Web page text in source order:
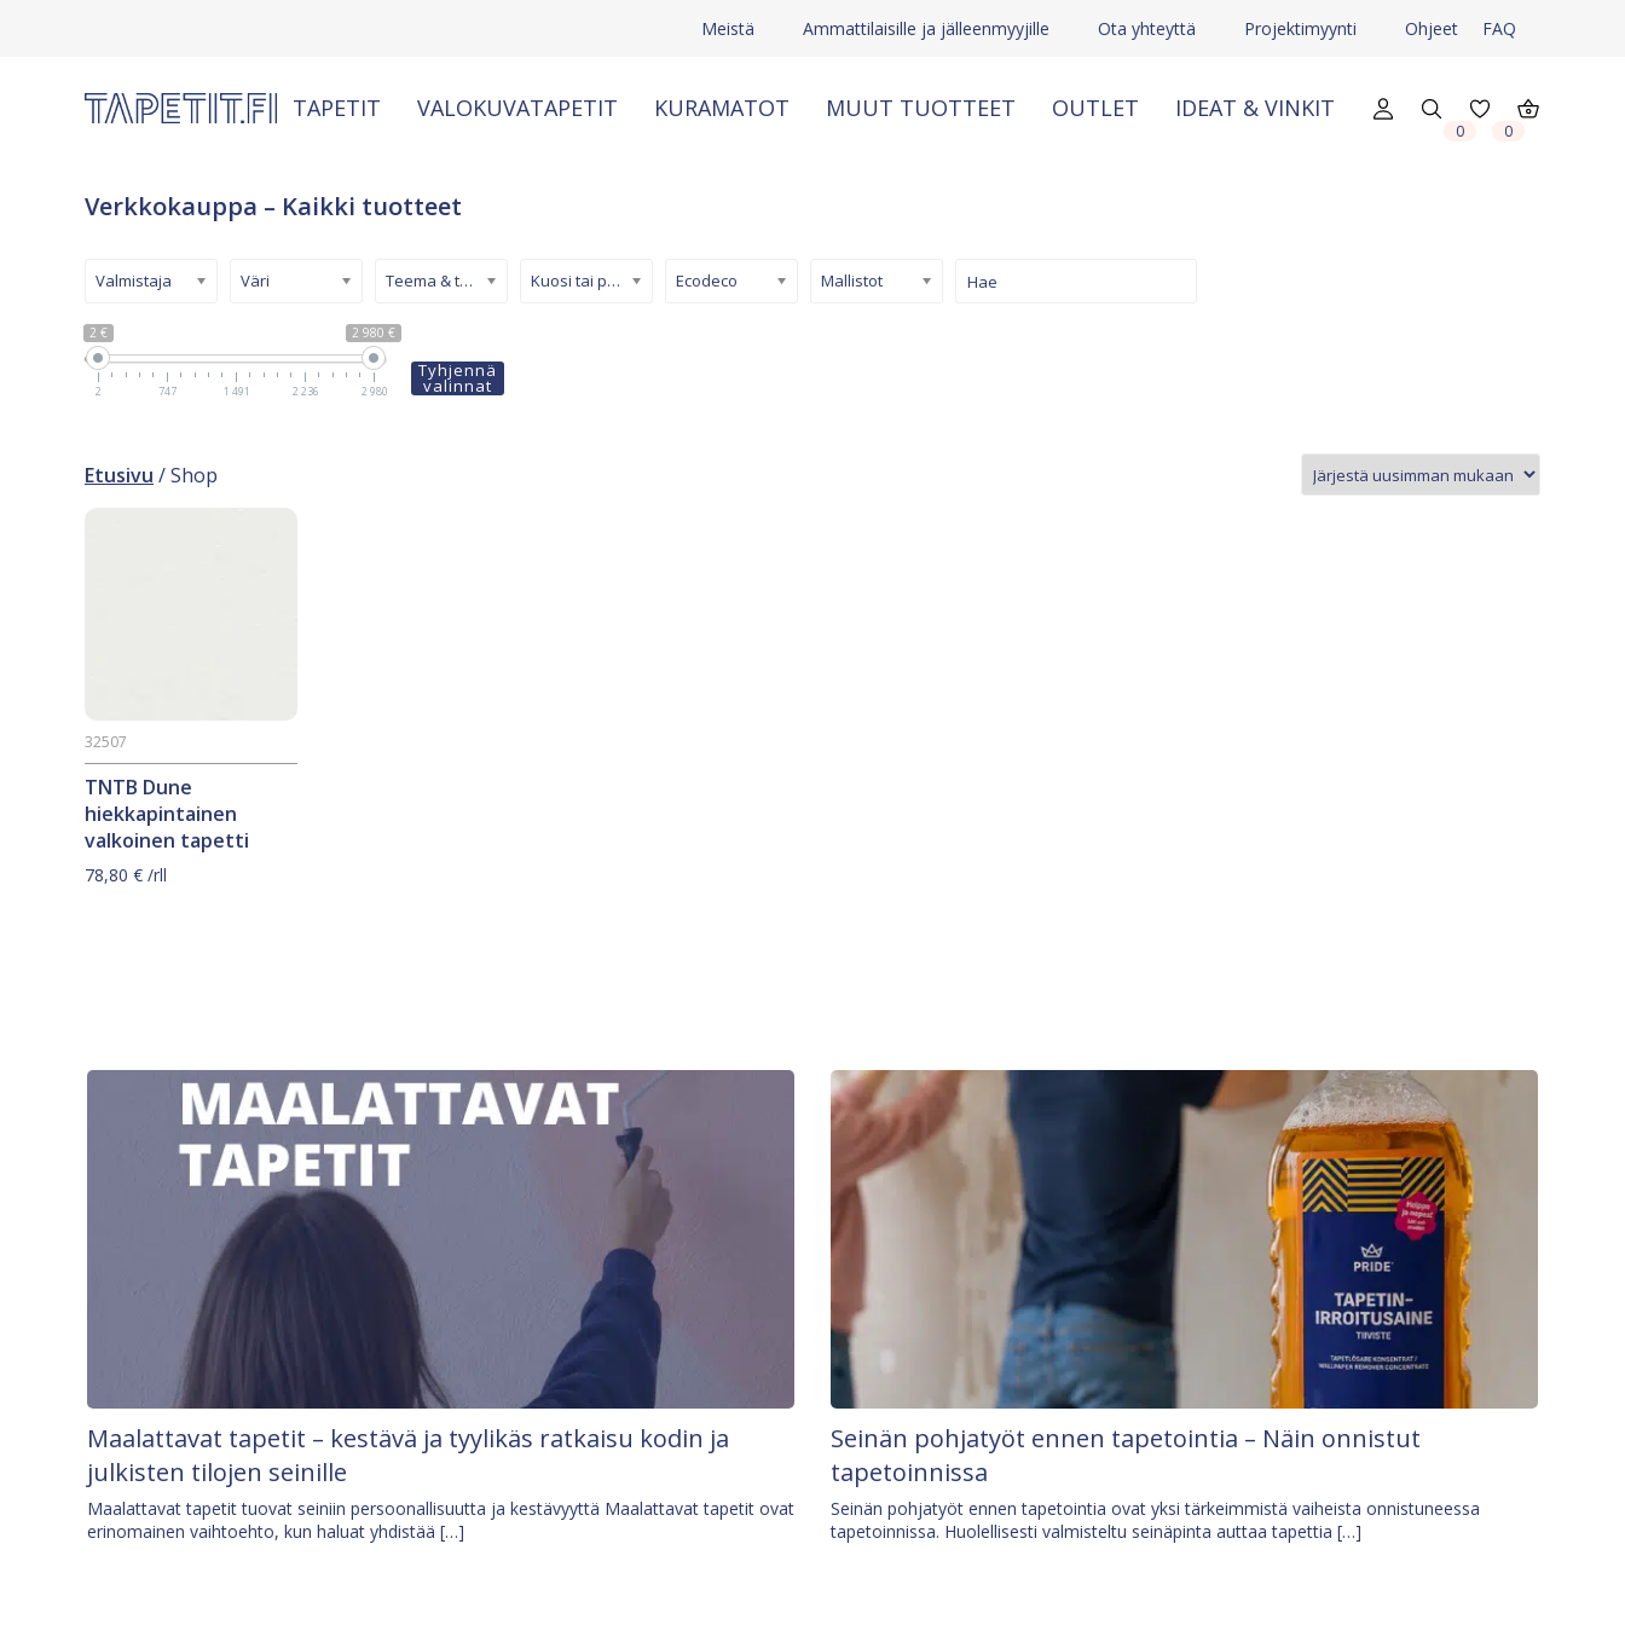
Meistä Ammattilaisille ja jälleenmyyjille Ota yhteyttä Projektimyynti Ohjeet FAQ
TAPETIT VALOKUVATAPETIT KURAMATOT MUUT TUOTTEET OUTLET IDEAT & VINKIT
0 0
Verkkokauppa – Kaikki tuotteet
2 € 2 980 €
2 747 1 491 2 236 2 980
Valmistaja Väri Teema & tyyli Kuosi tai pinta Ecodeco Mallistot
Tyhjennä
valinnat
Etusivu / Shop
TNTB Dune
hiekkapintainen
valkoinen tapetti
32507
78,80 € /rll
Maalattavat tapetit – kestävä ja tyylikäs ratkaisu kodin ja
julkisten tilojen seinille
Maalattavat tapetit tuovat seiniin persoonallisuutta ja kestävyyttä Maalattavat tapetit ovat
erinomainen vaihtoehto, kun haluat yhdistää […]
Seinän pohjatyöt ennen tapetointia – Näin onnistut
tapetoinnissa
Seinän pohjatyöt ennen tapetointia ovat yksi tärkeimmistä vaiheista onnistuneessa
tapetoinnissa. Huolellisesti valmisteltu seinäpinta auttaa tapettia […]